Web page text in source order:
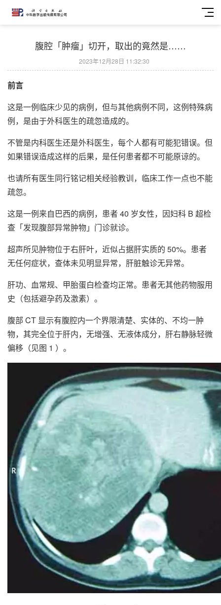
腹腔「肿瘤」切开，取出的竟然是……
2023年12月28日 11:32:30
前言
这是一例临床少见的病例，但与其他病例不同，这例特殊病
例，是由于外科医生的疏忽造成的。
不管是内科医生还是外科医生，每个人都有可能犯错误。但
如果错误造成这样的后果，是任何患者都不可能原谅的。
也请所有医生同行铭记相关经验教训，临床工作一点也不能
疏忽。
这是一例来自巴西的病例，患者 40 岁女性，因妇科 B 超检
查「发现腹部异常肿物」门诊就诊。
超声所见肿物位于右肝叶，近似占据肝实质的 50%。患者
无任何症状，查体未见明显异常，肝脏触诊无异常。
肝功、血常规、甲胎蛋白检查均正常。患者无其他药物服用
史（包括避孕药及激素）。
腹部 CT 显示有腹腔内一个界限清楚、实体的、不均一肿
物，其完全位于肝内，无增强、无液体成分，肝右静脉轻微
偏移（见图 1 ）。